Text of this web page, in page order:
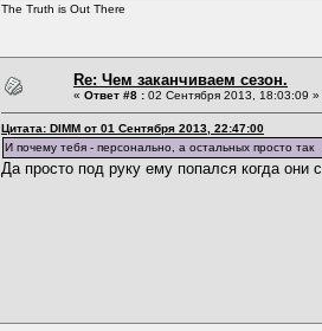
The Truth is Out There
Re: Чем заканчиваем сезон.
« Ответ #8 : 02 Сентября 2013, 18:03:09 »
Цитата: DIMM от 01 Сентября 2013, 22:47:00
И почему тебя - персонально, а остальных просто так
Да просто под руку ему попался когда